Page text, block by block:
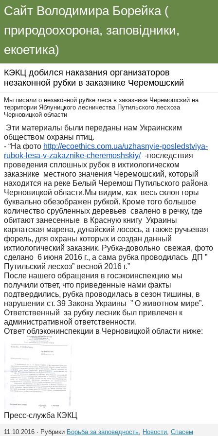
Сайт Володимира Борейка (
природоохорона, заповідники,
екоетика)
КЭКЦ добился наказания организаторов
незаконной рубки в заказнике Черемошский
Мы писали о незаконной рубке леса в заказнике Черемошский на
территории Яблуницкого лесничества Путильского лесхоза
Черновицкой области
Эти материалы были переданы нам Украинским
обществом охраны птиц.
- “На фото http://ecoethics.com.ua/uzhasnyie-posledstviya-
rubok- lesa-v-zakaznike-cheremoshskiy/-последствия
проведения сплошных рубок в ихтиологическом
заказнике местного значения Черемошский, который
находится на реке Белый Черемош Путильского района
Черновицкой области.Мы видим, как весь склон горы
буквально обезображен рубкой. Кроме того большое
количество срубленных деревьев свалено в речку, где
обитают занесенные в Красную книгу Украины
карпатская марена, дунайский лосось, а также ручьевая
форель, для охраны которых и создан данный
ихтиологический заказник. Рубка-довольно свежая, фото
сделано 6 июня 2016 г., а сама рубка проводилась ДП ”
Путильский лесхоз” весной 2016 г.”
После нашего обращения в госэкоинспекцию мы
получили ответ, что приведенные нами факты
подтвердились, рубка проводилась в сезон тишины, в
нарушении ст. 39 Закона Украины ” О животном мире”.
Ответственный за рубку лесник был привлечен к
административной ответственности.
Ответ облэконинспекции в Черновицкой области ниже:
Пресс-служба КЭКЦ
11.10.2016 · Рубрики Борьба за заповедность, Новости, Спасем